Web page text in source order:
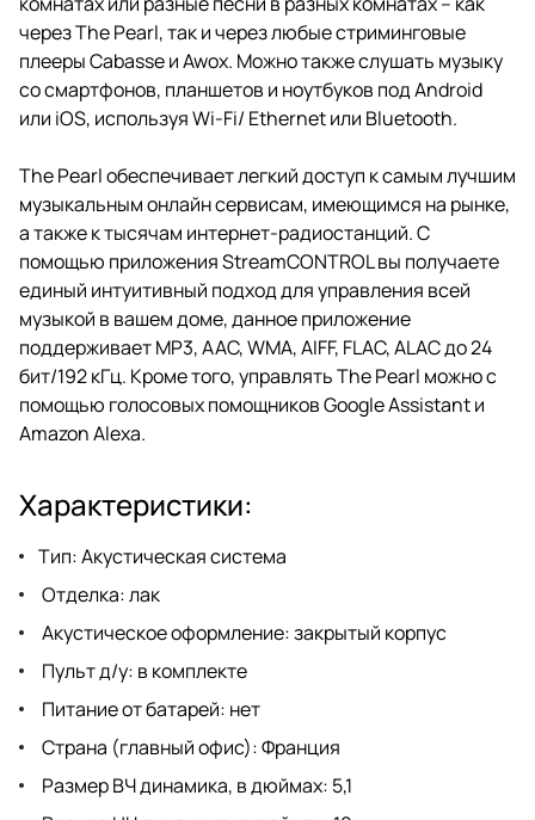
через The Pearl, так и через любые стриминговые
плееры Cabasse и Awox. Можно также слушать музыку
со смартфонов, планшетов и ноутбуков под Android
или iOS, используя Wi-Fi/ Ethernet или Bluetooth.
The Pearl обеспечивает легкий доступ к самым лучшим
музыкальным онлайн сервисам, имеющимся на рынке,
а также к тысячам интернет-радиостанций. С
помощью приложения StreamCONTROL вы получаете
единый интуитивный подход для управления всей
музыкой в вашем доме, данное приложение
поддерживает MP3, AAC, WMA, AIFF, FLAC, ALAC до 24
бит/192 кГц. Кроме того, управлять The Pearl можно с
помощью голосовых помощников Google Assistant и
Amazon Alexa.
Характеристики:
Тип: Акустическая система
Отделка: лак
Акустическое оформление: закрытый корпус
Пульт д/у: в комплекте
Питание от батарей: нет
Страна (главный офис): Франция
Размер ВЧ динамика, в дюймах: 5,1